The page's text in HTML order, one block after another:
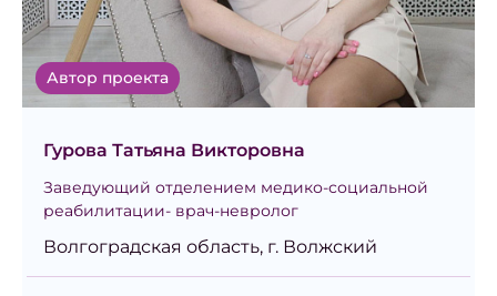
Автор проекта
Гурова Татьяна Викторовна
Заведующий отделением медико-социальной
реабилитации- врач-невролог
Волгоградская область, г. Волжский